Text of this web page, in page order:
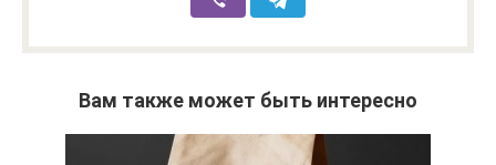
Вам также может быть интересно